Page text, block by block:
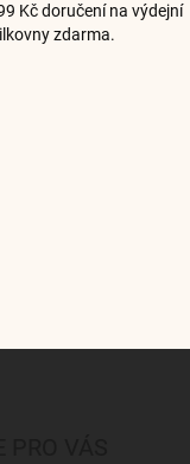
Kč doručení na výdejní
zdarma.